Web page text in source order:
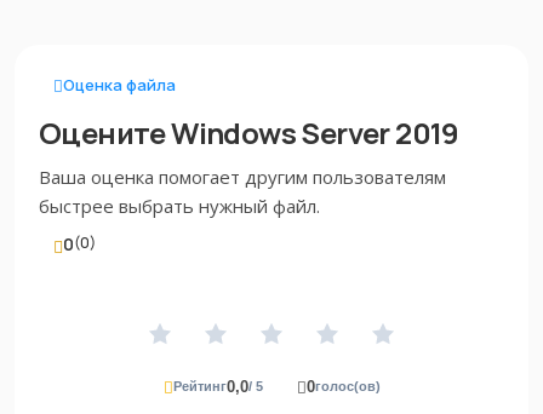
Оценка файла
Оцените Windows Server 2019
Ваша оценка помогает другим пользователям
быстрее выбрать нужный файл.
0(0)
Рейтинг0,0/ 5 0голос(ов)